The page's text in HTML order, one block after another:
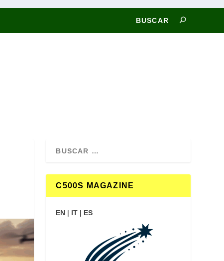
C500S MAGAZINE
EN | IT | ES